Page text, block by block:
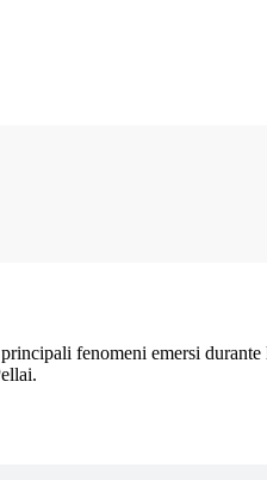
fenomeni emersi